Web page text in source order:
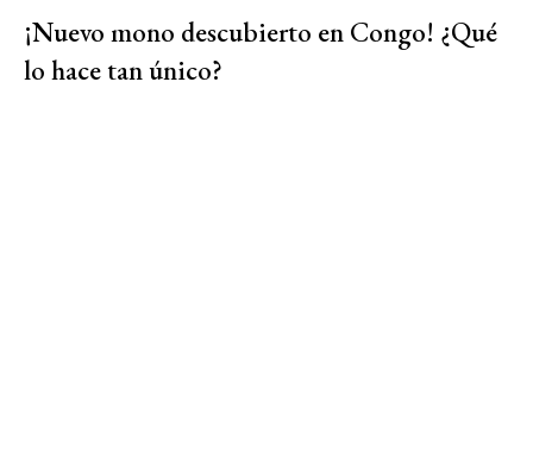
¡Nuevo mono descubierto en Congo! ¿Qué
lo hace tan único?